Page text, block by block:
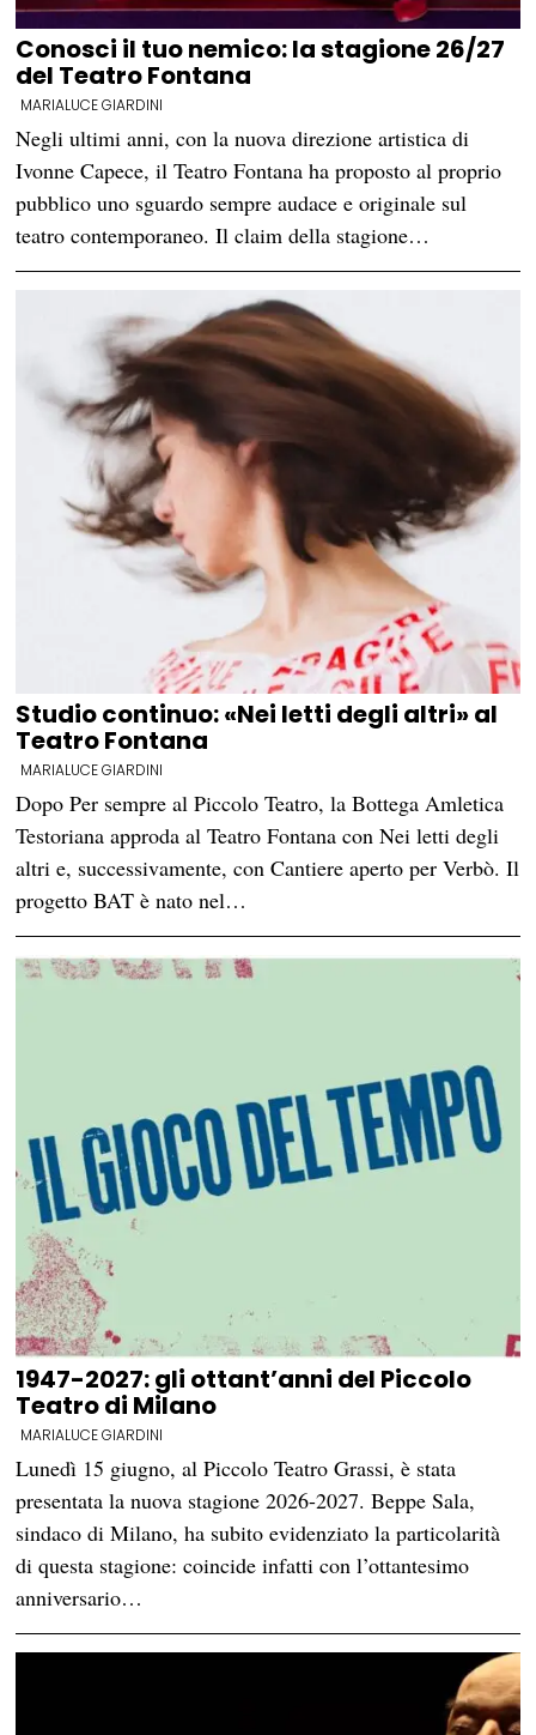
Conosci il tuo nemico: la stagione 26/27
del Teatro Fontana
MARIALUCE GIARDINI
Negli ultimi anni, con la nuova direzione artistica di
Ivonne Capece, il Teatro Fontana ha proposto al proprio
pubblico uno sguardo sempre audace e originale sul
teatro contemporaneo. Il claim della stagione…
Studio continuo: «Nei letti degli altri» al
Teatro Fontana
MARIALUCE GIARDINI
Dopo Per sempre al Piccolo Teatro, la Bottega Amletica
Testoriana approda al Teatro Fontana con Nei letti degli
altri e, successivamente, con Cantiere aperto per Verbò. Il
progetto BAT è nato nel…
1947-2027: gli ottant’anni del Piccolo
Teatro di Milano
MARIALUCE GIARDINI
Lunedì 15 giugno, al Piccolo Teatro Grassi, è stata
presentata la nuova stagione 2026-2027. Beppe Sala,
sindaco di Milano, ha subito evidenziato la particolarità
di questa stagione: coincide infatti con l’ottantesimo
anniversario…